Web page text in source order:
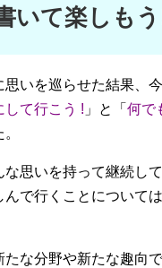
いて楽しも
思いを巡らせた結果、
して行こう ! 」と「 何で
な思いを持って継続し
んで行くことについて
たな分野や新たな趣向